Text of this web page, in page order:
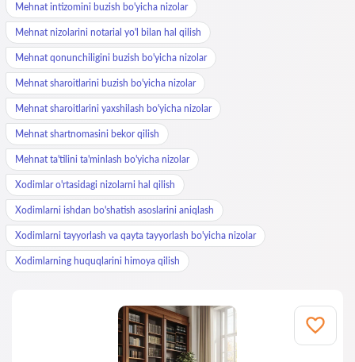
Mehnat intizomini buzish bo'yicha nizolar
Mehnat nizolarini notarial yo'l bilan hal qilish
Mehnat qonunchiligini buzish bo'yicha nizolar
Mehnat sharoitlarini buzish bo'yicha nizolar
Mehnat sharoitlarini yaxshilash bo'yicha nizolar
Mehnat shartnomasini bekor qilish
Mehnat ta'tilini ta'minlash bo'yicha nizolar
Xodimlar o'rtasidagi nizolarni hal qilish
Xodimlarni ishdan bo'shatish asoslarini aniqlash
Xodimlarni tayyorlash va qayta tayyorlash bo'yicha nizolar
Xodimlarning huquqlarini himoya qilish